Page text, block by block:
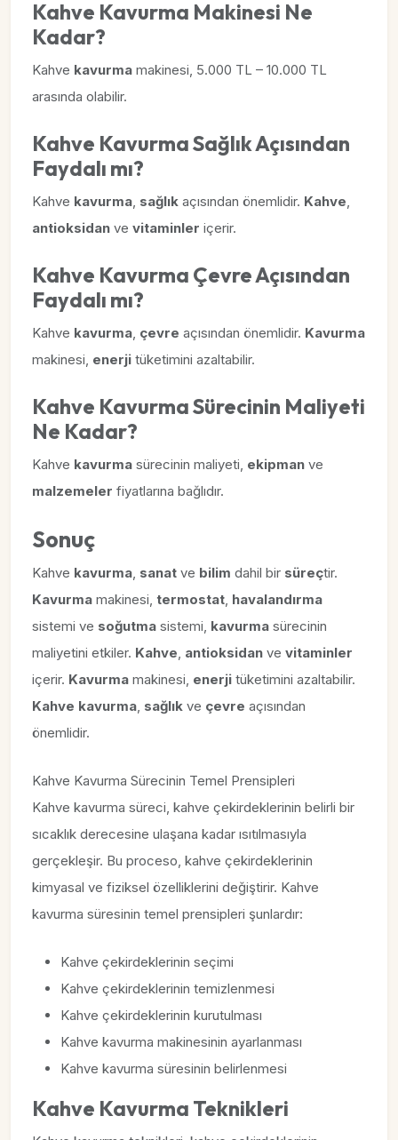
Kahve Kavurma Makinesi Ne
Kadar?
Kahve kavurma makinesi, 5.000 TL – 10.000 TL
arasında olabilir.
Kahve Kavurma Sağlık Açısından
Faydalı mı?
Kahve kavurma sağlık açısından önemlidir. Kahve
antioksidan ve vitaminler içerir.
Kahve Kavurma Çevre Açısından
Faydalı mı?
Kahve kavurma çevre açısından önemlidir. Kavurma
makinesi, enerji tüketimini azaltabilir.
Kahve Kavurma Sürecinin Maliyeti
Ne Kadar?
Kahve kavurma sürecinin maliyeti, ekipman ve
malzemeler fiyatlarına bağlıdır.
Sonuç
Kahve kavurma sanat ve bilim dahil bir süreçtir.
Kavurma makinesi, termostat havalandırma
sistemi ve soğutma sistemi, kavurma sürecinin
maliyetini etkiler. Kahve antioksidan ve vitaminler
içerir. Kavurma makinesi, enerji tüketimini azaltabilir.
Kahve kavurma sağlık ve çevre açısından
önemlidir.
Kahve Kavurma Sürecinin Temel Prensipleri
Kahve kavurma süreci, kahve çekirdeklerinin belirli bir
sıcaklık derecesine ulaşana kadar ısıtılmasıyla
gerçekleşir. Bu proceso, kahve çekirdeklerinin
kimyasal ve fiziksel özelliklerini değiştirir. Kahve
kavurma süresinin temel prensipleri şunlardır:
Kahve çekirdeklerinin seçimi
Kahve çekirdeklerinin temizlenmesi
Kahve çekirdeklerinin kurutulması
Kahve kavurma makinesinin ayarlanması
Kahve kavurma süresinin belirlenmesi
Kahve Kavurma Teknikleri